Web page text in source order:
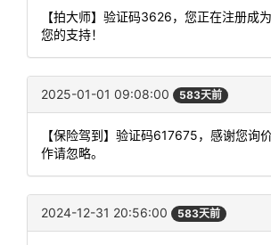
【拍大师】验证码3626，您正在注册成
您的支持！
2025-01-01 09:08:00 583天前
【保险驾到】验证码617675，感谢您询
作请忽略。
2024-12-31 20:56:00 583天前